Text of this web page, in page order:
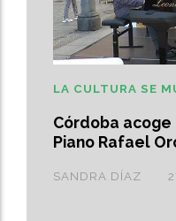
Córdoba acoge
Piano Rafael
SANDRA DÍAZ
LA CULTURA SE